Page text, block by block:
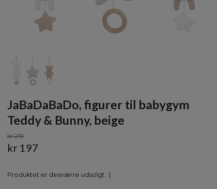
JaBaDaBaDo, figurer til babygym
Teddy & Bunny, beige
kr 219
kr 197
Produktet er desværre udsolgt. :(